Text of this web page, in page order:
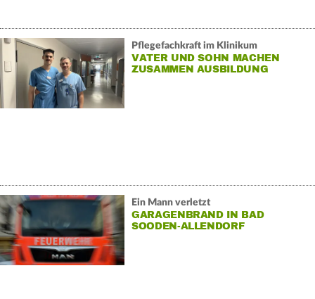
Pflegefachkraft im Klinikum
VATER UND SOHN MACHEN
ZUSAMMEN AUSBILDUNG
Ein Mann verletzt
GARAGENBRAND IN BAD
SOODEN-ALLENDORF